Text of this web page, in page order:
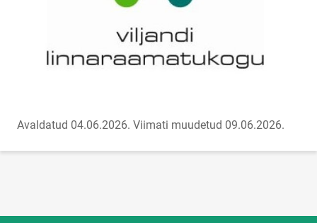
Avaldatud 04.06.2026. Viimati muudetud 09.06.2026.